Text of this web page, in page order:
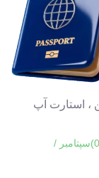
، استارت آپ
جمعه _ 26 / (09)سپتامبر /